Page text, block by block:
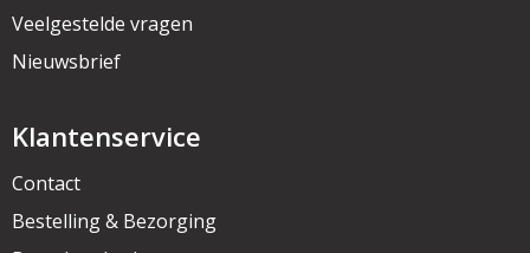
Veelgestelde vragen
Nieuwsbrief
Klantenservice
Contact
Bestelling & Bezorging